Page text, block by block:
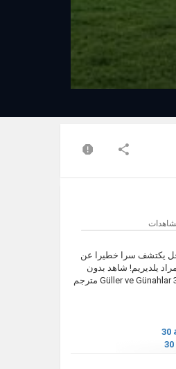
ورود وذنوب الحلقة 30 موقع قرمزي حول رجل يكتشف سرا خطيرا عن
يلديريم! شاهد بدون
اعلان ورود وذنوب الحلقة 30 مترجم يوتيوب اون لاين HD 720p قصة عشق جودة 1080p مباشر على قناة Güller ve Günahlar 30.Bölüm مترجم
ورود وذنوب الحلقة 30
اعلان ورود وذنوب الحلقة 30